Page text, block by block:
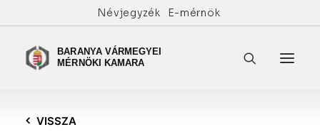
Névjegyzék E-mérnök
VISSZA